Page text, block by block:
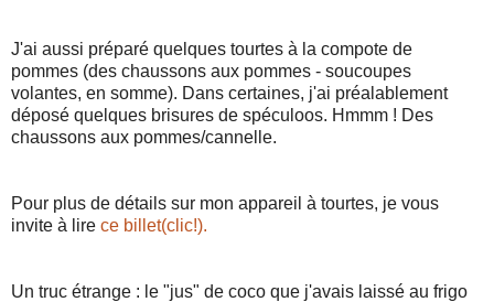
J'ai aussi préparé quelques tourtes à la compote de
pommes (des chaussons aux pommes - soucoupes
volantes, en somme). Dans certaines, j'ai préalablement
déposé quelques brisures de spéculoos. Hmmm ! Des
chaussons aux pommes/cannelle.
Pour plus de détails sur mon appareil à tourtes, je vous
invite à lire ce billet(clic!).
Un truc étrange : le "jus" de coco que j'avais laissé au frigo